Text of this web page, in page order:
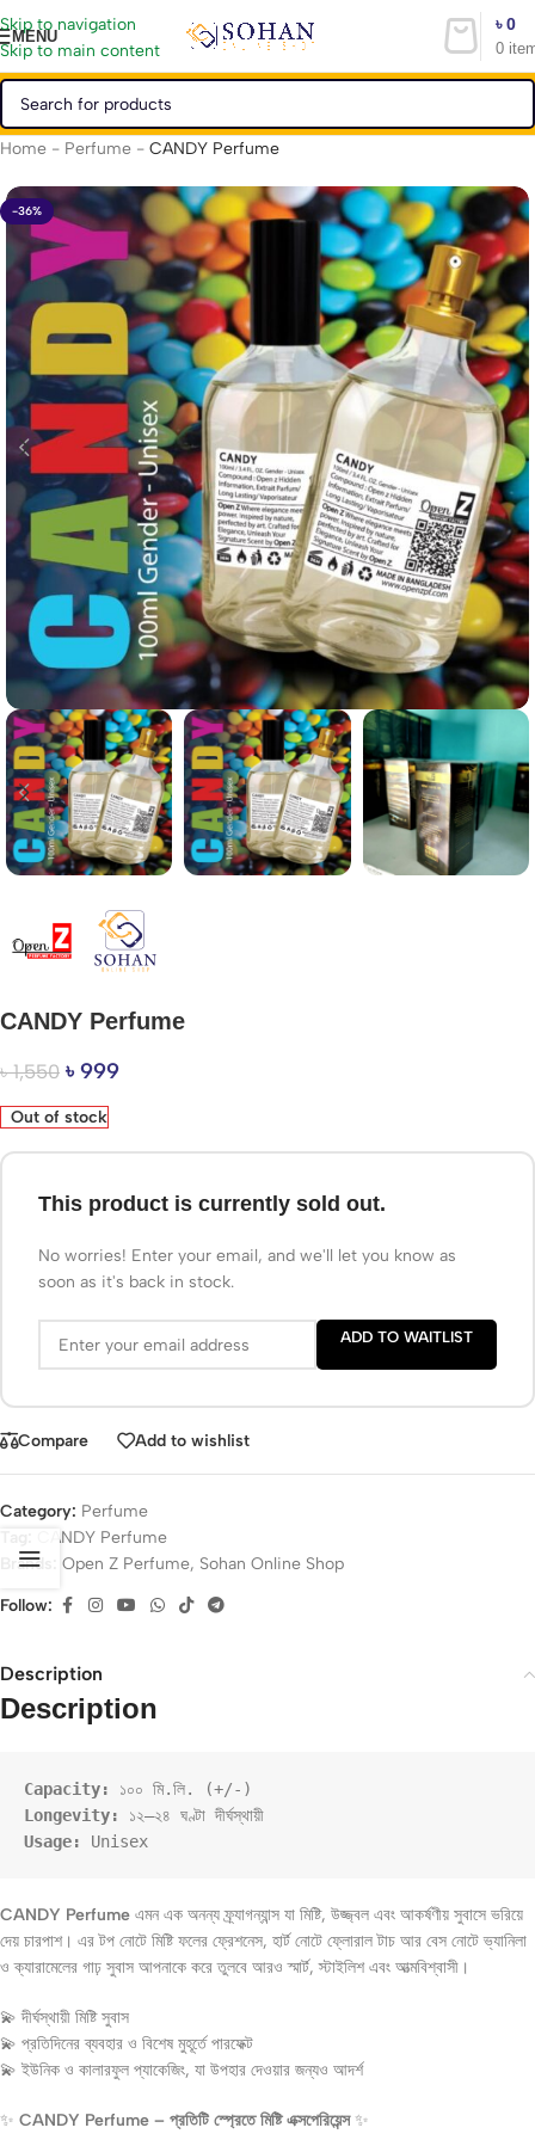
Skip to navigation
Skip to main content
MENU
0
৳0
Home - Perfume - CANDY Perfume
-36%
CANDY Perfume
৳1,550 ৳ 999
Out of stock
This product is currently sold out.
No worries! Enter your email, and we'll let you know as
soon as it's back in stock.
ADD TO WAITLIST
Compare Add to wishlist
Category: Perfume
CANDY Perfume
Brands: Open Z Perfume, Sohan Online Shop
Follow:
Description
Description
Capacity:
১০০ মি.লি. (+/-)
Longevity:
১২–২৪ ঘণ্টা দীর্ঘস্থায়ী
Usage:
CANDY Perfume এমন এক অনন্য ফ্র্যাগন্যান্স যা মিষ্টি, উজ্জ্বল এবং আকর্ষণীয় সুবাসে ভরিয়ে
দেয় চারপাশ। এর টপ নোটে মিষ্টি ফলের ফ্রেশনেস, হার্ট নোটে ফ্লোরাল টাচ আর বেস নোটে ভ্যানিলা
ও ক্যারামেলের গাঢ় সুবাস আপনাকে করে তুলবে আরও স্মার্ট, স্টাইলিশ এবং আত্মবিশ্বাসী।
💫 দীর্ঘস্থায়ী মিষ্টি সুবাস
💫 প্রতিদিনের ব্যবহার ও বিশেষ মুহূর্তে পারফেক্ট
💫 ইউনিক ও কালারফুল প্যাকেজিং, যা উপহার দেওয়ার জন্যও আদর্শ
✨ CANDY Perfume – প্রতিটি স্প্রেতে মিষ্টি এক্সপেরিয়েন্স✨